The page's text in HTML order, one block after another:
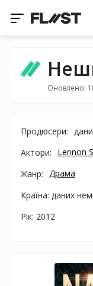
Оновлено:
Продюсери:
Актори:
Lennon
Жанр:
Драма
Країна: даних
Рік: 2012